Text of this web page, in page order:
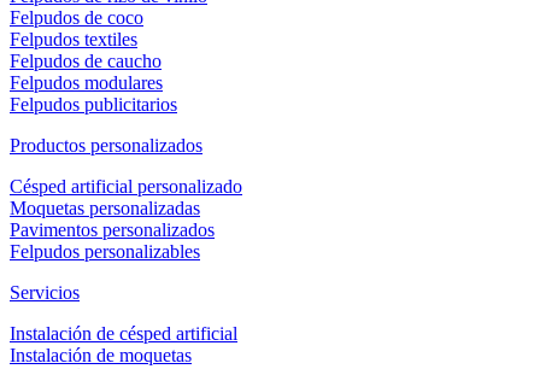
Felpudos de coco
Felpudos textiles
Felpudos de caucho
Felpudos modulares
Felpudos publicitarios
Productos personalizados
Césped artificial personalizado
Moquetas personalizadas
Pavimentos personalizados
Felpudos personalizables
Servicios
Instalación de césped artificial
Instalación de moquetas